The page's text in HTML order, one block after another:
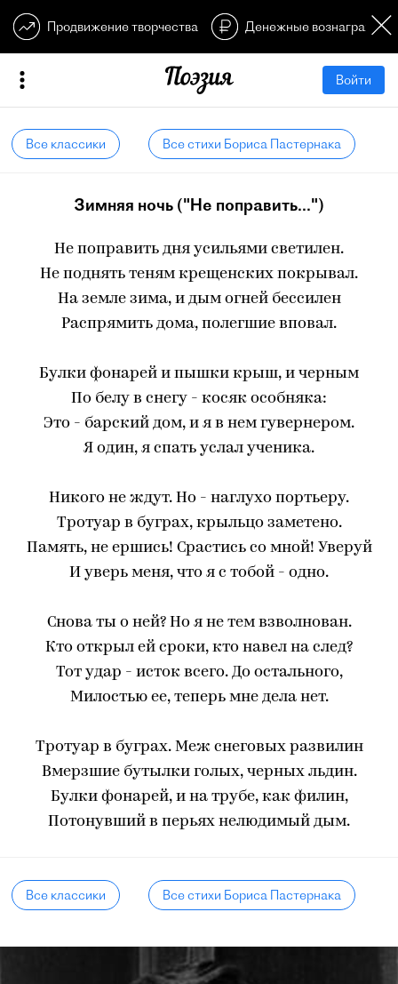
Продвижение творчества Денежные
Войти
Все классики Все стихи Бориса Пастернака
Зимняя ночь ("Не поправить...")
Не поправить дня усильями светилен.
Не поднять теням крещенских покрывал.
На земле зима, и дым огней бессилен
Распрямить дома, полегшие вповал.
Булки фонарей и пышки крыш, и черным
По белу в снегу - косяк особняка:
Это - барский дом, и я в нем гувернером.
Я один, я спать услал ученика.
Никого не ждут. Но - наглухо портьеру.
Тротуар в буграх, крыльцо заметено.
Память, не ершись! Срастись со мной! Уверуй
И уверь меня, что я с тобой - одно.
Снова ты о ней? Но я не тем взволнован.
Кто открыл ей сроки, кто навел на след?
Тот удар - исток всего. До остального,
Милостью ее, теперь мне дела нет.
Тротуар в буграх. Меж снеговых развилин
Вмерзшие бутылки голых, черных льдин.
Булки фонарей, и на трубе, как филин,
Потонувший в перьях нелюдимый дым.
Все классики Все стихи Бориса Пастернака